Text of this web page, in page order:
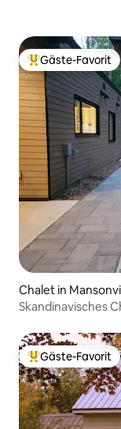
Beliebter Gäste-
Gäste-Favorit
Chalet in
Skandinavisches
Beliebter Gäste-
Gäste-Favorit